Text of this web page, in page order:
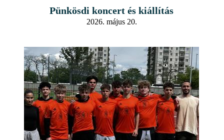
Pünkösdi koncert és kiállítás
2026. május 20.